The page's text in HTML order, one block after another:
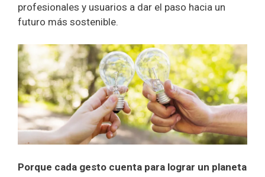
profesionales y usuarios a dar el paso hacia un
futuro más sostenible.
Porque cada gesto cuenta para lograr un planeta